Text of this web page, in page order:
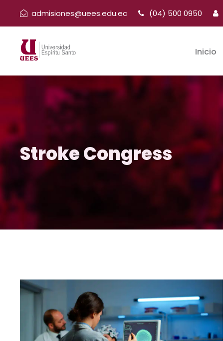
admisiones@uees.edu.ec (04) 500 0950
Inicio
Stroke Congress